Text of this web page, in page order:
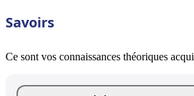
Savoirs
Ce sont vos connaissances théoriques